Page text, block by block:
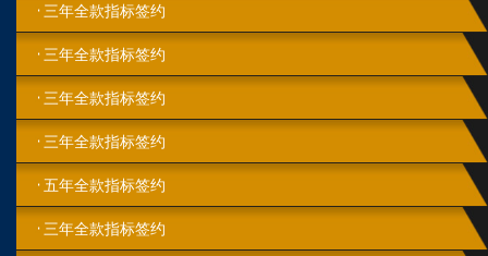
三年全款指标签约
三年全款指标签约
三年全款指标签约
三年全款指标签约
五年全款指标签约
三年全款指标签约